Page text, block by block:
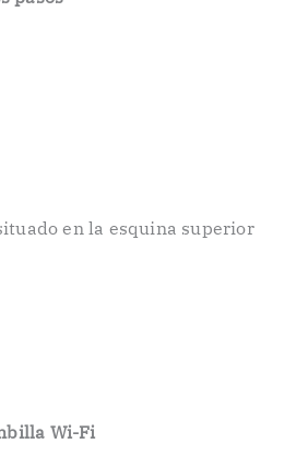
en la esquina superior
Wi-Fi